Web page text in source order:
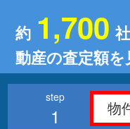
約 1,700
動産の査定額を
1